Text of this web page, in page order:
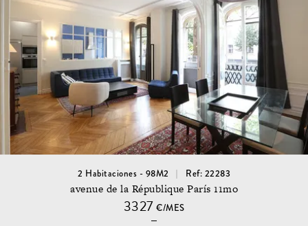
2 Habitaciones - 98M2 Ref: 22283
avenue de la République París 11mo
3327 €/MES